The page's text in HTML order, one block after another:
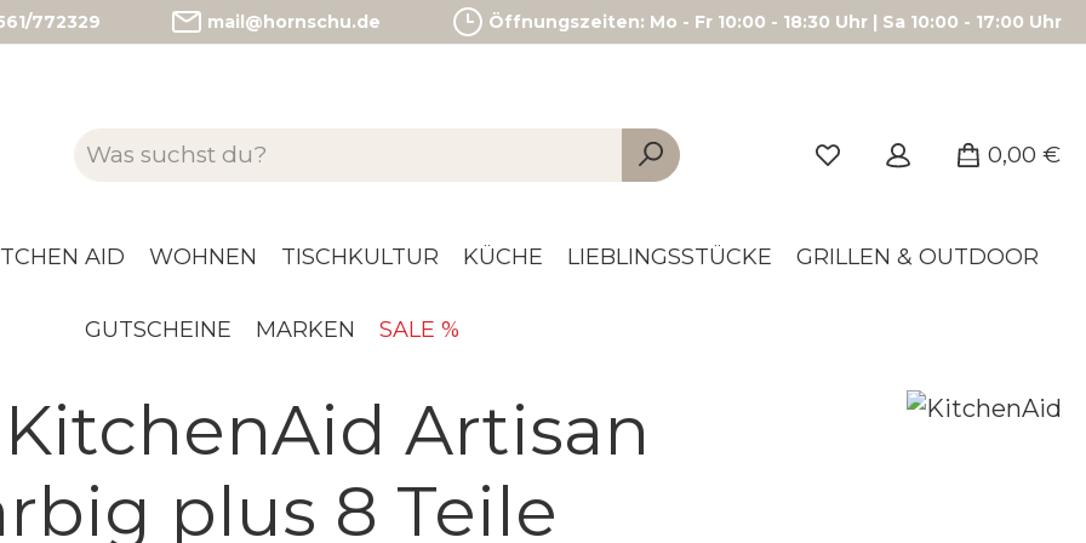
772329 mail@hornschu.de Öffnungszeiten: Mo - Fr 10:00 - 18:30 Uhr | Sa 10:00 - 17:00 Uhr
0,00 €
AID WOHNEN TISCHKULTUR KÜCHE LIEBLINGSSTÜCKE GRILLEN & OUTDOOR
GUTSCHEINE MARKEN SALE %
Artisan
plus 8 Teile